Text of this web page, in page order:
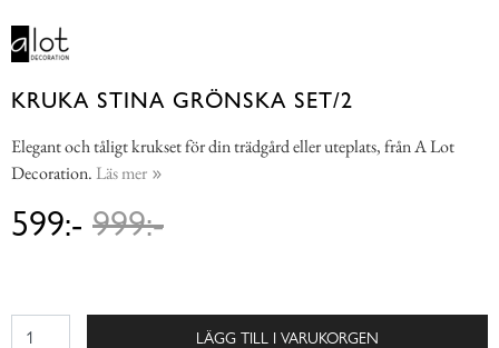
KRUKA STINA GRÖNSKA SET/2
Elegant och tåligt krukset för din trädgård eller uteplats, från A Lot
Decoration. Läs mer
599:- 999:-
LÄGG TILL I VARUKORGEN